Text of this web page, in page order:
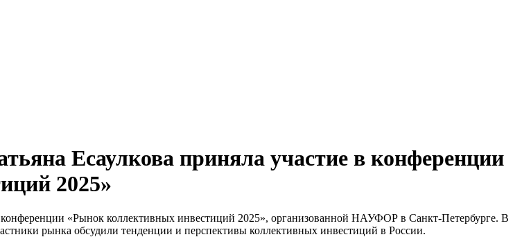
Есаулкова приняла участие в конференции
2025»
«Рынок коллективных инвестиций 2025», организованной НАУФОР в Санкт-Петербурге. В
рынка обсудили тенденции и перспективы коллективных инвестиций в России.